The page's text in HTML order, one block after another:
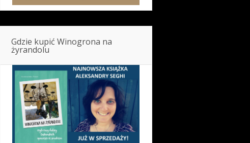
Gdzie kupić Winogrona na
żyrandolu